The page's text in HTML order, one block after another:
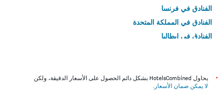
الفنادق في فرنسا
الفنادق في المملكة المتحدة
الفنادق في إيطاليا
*
يحاول HotelsCombined بشكل دائم الحصول على الأسعار الدقيقة، ولكن
لا يمكن ضمان الأسعار .